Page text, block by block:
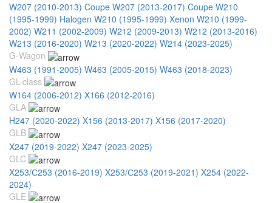
W207 (2010-2013) Coupe W207 (2013-2017) Coupe W210
(1995-1999) Halogen W210 (1995-1999) Xenon W210 (1999-
2002) W211 (2002-2009) W212 (2009-2013) W212 (2013-2016)
W213 (2016-2020) W213 (2020-2022) W214 (2023-2025)
G-Wagon
W463 (1991-2005) W463 (2005-2015) W463 (2018-2023)
GL-class
W164 (2006-2012) X166 (2012-2016)
GLA
H247 (2020-2022) X156 (2013-2017) X156 (2017-2020)
GLB
X247 (2019-2022) X247 (2023-2025)
GLC
X253/С253 (2016-2019) X253/С253 (2019-2021) X254 (2022-
2024)
GLE